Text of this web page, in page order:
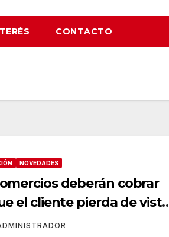
CONTACTO
NOVEDADES
deberán cobrar
el cliente pierda de vista